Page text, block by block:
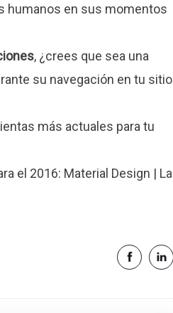
humanos en sus momentos
, ¿crees que sea una
su navegación en tu sitio
más actuales para tu
el 2016: Material Design | La